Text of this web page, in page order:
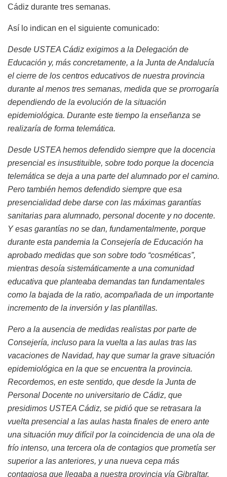
Cádiz durante tres semanas.
Así lo indican en el siguiente comunicado:
Desde USTEA Cádiz exigimos a la Delegación de
Educación y, más concretamente, a la Junta de Andalucía
el cierre de los centros educativos de nuestra provincia
durante al menos tres semanas, medida que se prorrogaría
dependiendo de la evolución de la situación
epidemiológica. Durante este tiempo la enseñanza se
realizaría de forma telemática.
Desde USTEA hemos defendido siempre que la docencia
presencial es insustituible, sobre todo porque la docencia
telemática se deja a una parte del alumnado por el camino.
Pero también hemos defendido siempre que esa
presencialidad debe darse con las máximas garantías
sanitarias para alumnado, personal docente y no docente.
Y esas garantías no se dan, fundamentalmente, porque
durante esta pandemia la Consejería de Educación ha
aprobado medidas que son sobre todo “cosméticas”,
mientras desoía sistemáticamente a una comunidad
educativa que planteaba demandas tan fundamentales
como la bajada de la ratio, acompañada de un importante
incremento de la inversión y las plantillas.
Pero a la ausencia de medidas realistas por parte de
Consejería, incluso para la vuelta a las aulas tras las
vacaciones de Navidad, hay que sumar la grave situación
epidemiológica en la que se encuentra la provincia.
Recordemos, en este sentido, que desde la Junta de
Personal Docente no universitario de Cádiz, que
presidimos USTEA Cádiz, se pidió que se retrasara la
vuelta presencial a las aulas hasta finales de enero ante
una situación muy difícil por la coincidencia de una ola de
frío intenso, una tercera ola de contagios que prometía ser
superior a las anteriores, y una nueva cepa más
contagiosa que llegaba a nuestra provincia vía Gibraltar.